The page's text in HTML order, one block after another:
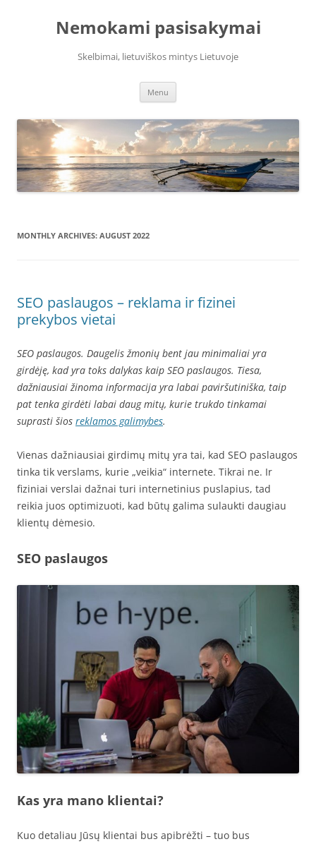
Nemokami pasisakymai
Skelbimai, lietuviškos mintys Lietuvoje
Menu
MONTHLY ARCHIVES: AUGUST 2022
SEO paslaugos – reklama ir fizinei
prekybos vietai
SEO paslaugos. Daugelis žmonių bent jau minimaliai yra
girdėję, kad yra toks dalykas kaip SEO paslaugos. Tiesa,
dažniausiai žinoma informacija yra labai paviršutiniška, taip
pat tenka girdėti labai daug mitų, kurie trukdo tinkamai
suprasti šios reklamos galimybes.
Vienas dažniausiai girdimų mitų yra tai, kad SEO paslaugos
tinka tik verslams, kurie „veikia“ internete. Tikrai ne. Ir
fiziniai verslai dažnai turi internetinius puslapius, tad
reikia juos optimizuoti, kad būtų galima sulaukti daugiau
klientų dėmesio.
SEO paslaugos
Kas yra mano klientai?
Kuo detaliau Jūsų klientai bus apibrėžti – tuo bus